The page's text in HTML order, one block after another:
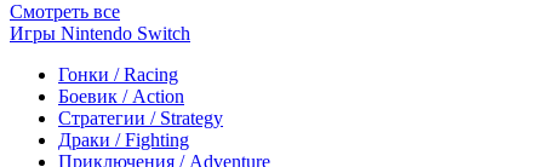
Смотреть все
Игры Nintendo Switch
Гонки / Racing
Боевик / Action
Стратегии / Strategy
Драки / Fighting
Приключения / Adventure